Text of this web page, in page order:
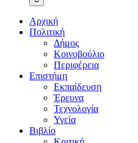
Αρχική
Πολιτική
Δήμος
Κοινοβούλιο
Περιφέρεια
Επιστήμη
Εκπαίδευση
Έρευνα
Τεχνολογία
Υγεία
Βιβλίο